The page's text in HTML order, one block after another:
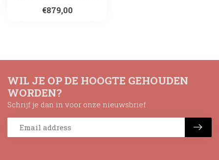
€879,00
WIL JE OP DE HOOGTE GEHOUDEN
WORDEN?
Schrijf je dan in voor onze nieuwsbrief